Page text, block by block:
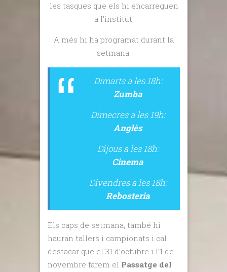
les tasques que els hi encarreguen
a l’institut.
A més hi ha programat durant la
setmana:
Dimarts a les 18h:
Zumba
Dimecres a les 19h:
Anglès
Dijous a les 18h:
Cinema
Divendres a les 18h:
Rebosteria
Els caps de setmana, també hi
hauran tallers i campionats i cal
destacar que el 31 d’octubre i l’1 de
novembre farem el Passatge del